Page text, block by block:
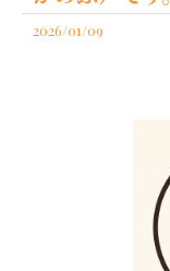
2026/01/09